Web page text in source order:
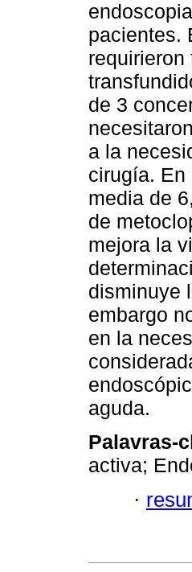
pacientes.
de 3
a la
cirugía. En
media de
de
mejora la
disminuye
embargo
en la
aguda.
Palavras-
activa;
·